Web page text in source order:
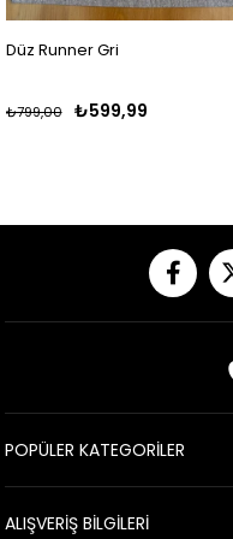
Gri
₺599,99
POPÜLER KATEGORİLER
ALIŞVERİŞ BİLGİLERİ